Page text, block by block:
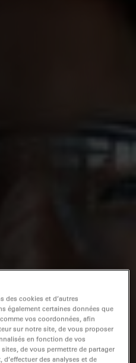
des cookies et d’autres
également certaines données que
vos coordonnées, afin
sur notre site, de vous proposer
en fonction de vos
de vous permettre de partager
des analyses et de